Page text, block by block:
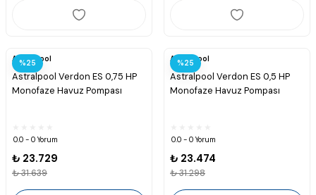
%25
Astralpool
Astralpool Verdon ES 0,75 HP
Monofaze Havuz Pompası
0.0 - 0 Yorum
₺ 23.729
₺ 31.639
%25
Astralpool
Astralpool Verdon ES 0,5 HP
Monofaze Havuz Pompası
0.0 - 0 Yorum
₺ 23.474
₺ 31.298